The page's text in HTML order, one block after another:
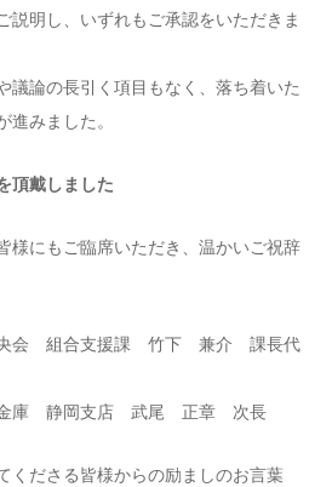
説明し、いずれもご承認をいただきま
議論の長引く項目もなく、落ち着いた
みました。
頂戴しました
様にもご臨席いただき、温かいご祝辞
央会 組合支援課 竹下 兼介 課長代
金庫 静岡支店 武尾 正章 次長
くださる皆様からの励ましのお言葉